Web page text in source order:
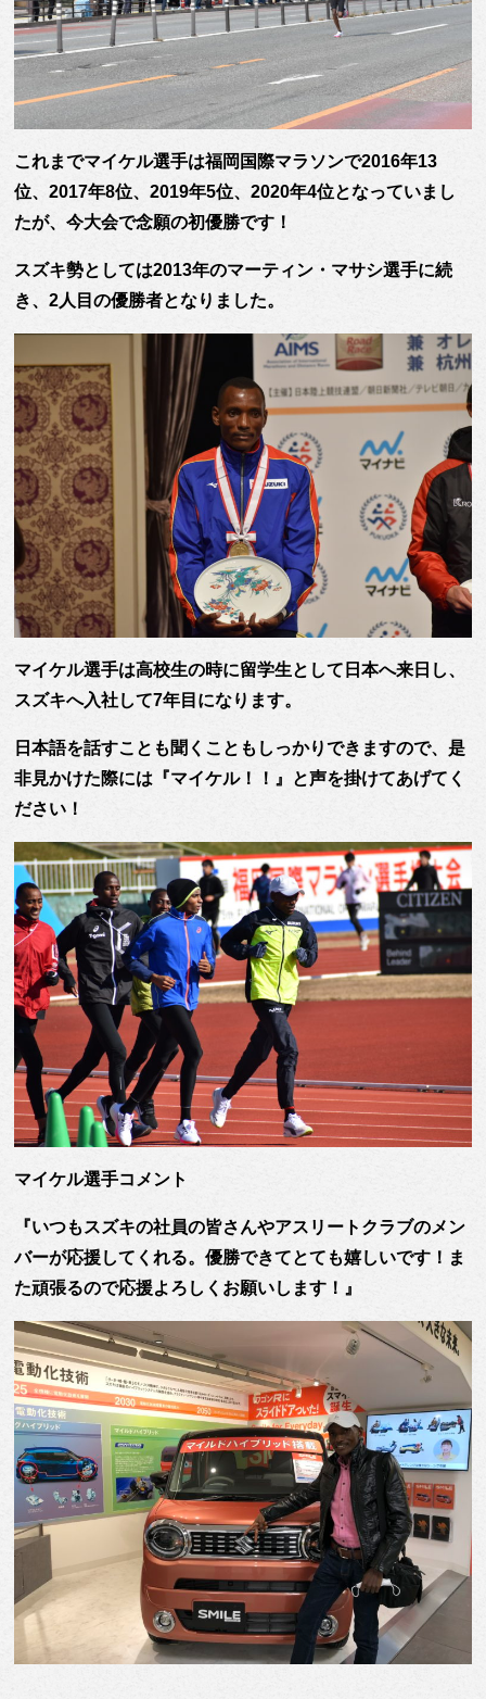
これまでマイケル選手は福岡国際マラソンで2016年13
位、2017年8位、2019年5位、2020年4位となっていまし
たが、今大会で念願の初優勝です！
スズキ勢としては2013年のマーティン・マサシ選手に続
き、2人目の優勝者となりました。
マイケル選手は高校生の時に留学生として日本へ来日し、
スズキへ入社して7年目になります。
日本語を話すことも聞くこともしっかりできますので、是
非見かけた際には『マイケル！！』と声を掛けてあげてく
ださい！
マイケル選手コメント
『いつもスズキの社員の皆さんやアスリートクラブのメン
バーが応援してくれる。優勝できてとても嬉しいです！ま
た頑張るので応援よろしくお願いします！』